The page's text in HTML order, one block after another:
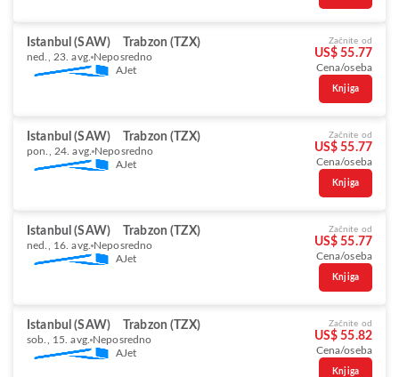
Istanbul (SAW) Trabzon (TZX)
ned., 23. avg. Neposredno
AJet
Začnite od
US$ 55.77
Cena/oseba
Knjiga
Istanbul (SAW) Trabzon (TZX)
pon., 24. avg. Neposredno
AJet
Začnite od
US$ 55.77
Cena/oseba
Knjiga
Istanbul (SAW) Trabzon (TZX)
ned., 16. avg. Neposredno
AJet
Začnite od
US$ 55.77
Cena/oseba
Knjiga
Istanbul (SAW) Trabzon (TZX)
sob., 15. avg. Neposredno
AJet
Začnite od
US$ 55.82
Cena/oseba
Knjiga